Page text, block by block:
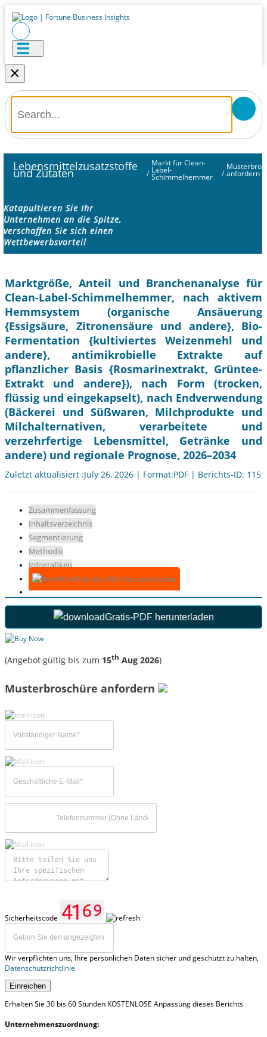
×
Lebensmittelzusatzstoffe
und Zutaten /
Markt für Clean-
Label-
Schimmelhemmer / anfordern
Katapultieren Sie Ihr
Unternehmen an die Spitze,
verschaffen Sie sich einen
Wettbewerbsvorteil
Marktgröße, Anteil und Branchenanalyse für
Clean-Label-Schimmelhemmer, nach aktivem
Hemmsystem (organische Ansäuerung
{Essigsäure, Zitronensäure und andere}, Bio-
Fermentation {kultiviertes Weizenmehl und
andere}, antimikrobielle Extrakte auf
pflanzlicher Basis {Rosmarinextrakt, Grüntee-
Extrakt und andere}), nach Form (trocken,
flüssig und eingekapselt), nach Endverwendung
(Bäckerei und Süßwaren, Milchprodukte und
Milchalternativen, verarbeitete und
verzehrfertige Lebensmittel, Getränke und
andere) und regionale Prognose, 2026–2034
Zuletzt aktualisiert :July 26, 2026 | Format:PDF | Berichts-ID:
Zusammenfassung
Inhaltsverzeichnis
Segmentierung
Methodik
Infografiken
Gratis-PDF herunterladen
Gratis-PDF herunterladen
(Angebot gültig bis zum 15th Aug 2026)
Musterbroschüre anfordern
Sicherheitscode
Wir verpflichten uns, Ihre persönlichen Daten sicher und geschützt zu halten,
Datenschutzrichtlinie
Einreichen
Erhalten Sie 30 bis 60 Stunden KOSTENLOSE Anpassung dieses Berichts
Unternehmenszuordnung: